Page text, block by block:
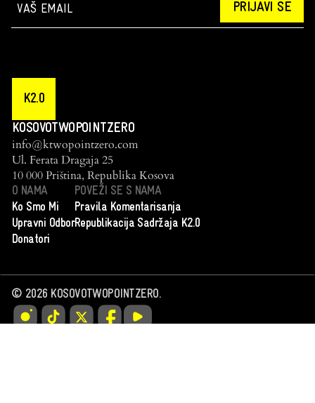
PRIJAVI SE
K2.0
KOSOVOTWOPOINTZERO
info@ktwopointzero.com
Ul. Ferata Dragaja 25
10 000 Priština, Republika Kosova
O NAMA
Ko Smo Mi
Upravni Odbor
Donatori
POVEŽI SE S NAMA
Pravila Komentarisanja
Republikacija Sadržaja K2.0
© 2026KOSOVOTWOPOINTZERO.